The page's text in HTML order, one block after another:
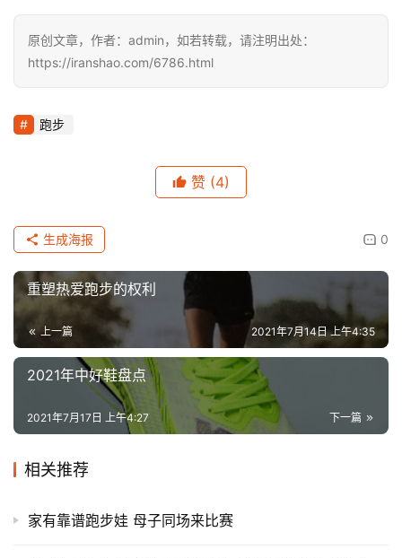
原创文章，作者：admin，如若转载，请注明出处：
https://iranshao.com/6786.html
跑步
赞 (4)
0
生成海报
重塑热爱跑步的权利
上一篇 2021年7月14日 上午4:35
2021年中好鞋盘点
下一篇
2021年7月17日 上午4:27
相关推荐
家有靠谱跑步娃 母子同场来比赛